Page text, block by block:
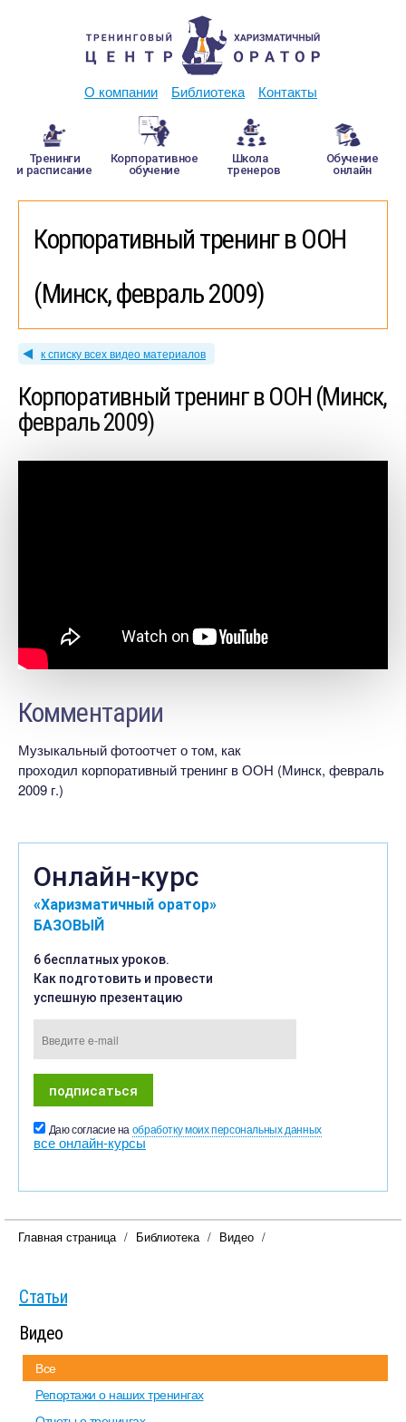
О компании Библиотека Контакты
Тренинги
и расписание
Корпоративное
обучение
Школа
тренеров
Обучение
онлайн
Корпоративный тренинг в ООН
(Минск, февраль 2009)
к списку всех видео материалов
Корпоративный тренинг в ООН (Минск,
февраль 2009)
Комментарии
Музыкальный фотоотчет о том, как
проходил корпоративный тренинг в ООН (Минск, февраль
2009 г.)
Онлайн-курс
«Харизматичный оратор»
БАЗОВЫЙ
6 бесплатных уроков.
Как подготовить и провести
успешную презентацию
Даю согласие на обработку моих персональных данных
все онлайн-курсы
Главная страница Библиотека Видео
Статьи
Видео
Все
Репортажи о наших тренингах